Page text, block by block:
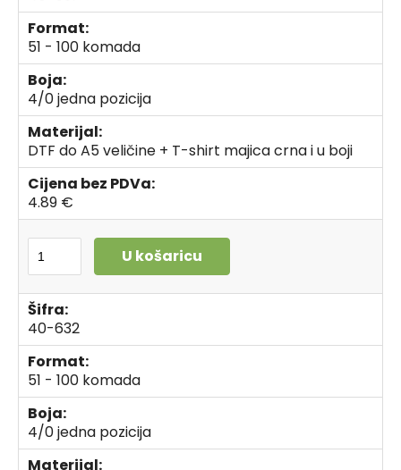
Format:
51 - 100 komada
Boja:
4/0 jedna pozicija
Materijal:
DTF do A5 veličine + T-shirt majica crna i u boji
Cijena bez PDVa:
4.89 €
U košaricu
Šifra:
40-632
Format:
51 - 100 komada
Boja:
4/0 jedna pozicija
Materijal: